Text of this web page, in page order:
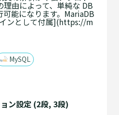
理由によって、単純な DB
能になります。MariaDB
ンとして付属](https://m
MySQL
ン設定 (2段, 3段)